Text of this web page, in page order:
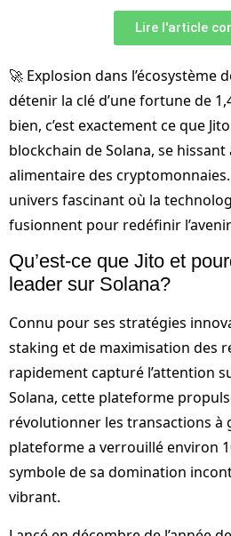
Lire l'article
🚀 Explosion dans l’écosystème
détenir la clé d’une fortune de
bien, c’est exactement ce que
blockchain de Solana, se
alimentaire des
univers fascinant où la
fusionnent pour redéfinir
Qu’est-ce que Jito et
leader sur Solana?
Connu pour ses stratégies
staking et de maximisation des
rapidement capturé l’attention
Solana, cette plateforme
révolutionner les transactions à
plateforme a verrouillé environ
symbole de sa domination
vibrant.